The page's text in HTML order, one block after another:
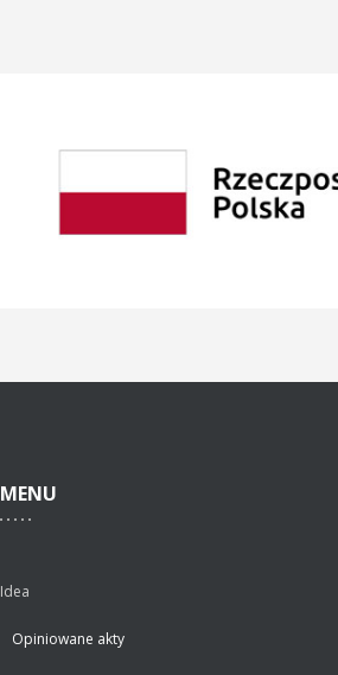
MENU
Idea
Opiniowane akty